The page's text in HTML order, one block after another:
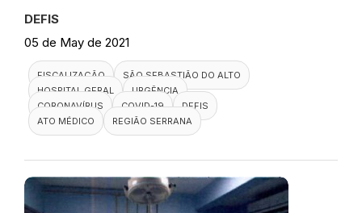
DEFIS
05 de May de 2021
FISCALIZAÇÃO
SÃO SEBASTIÃO DO ALTO
HOSPITAL GERAL
URGÊNCIA
CORONAVÍRUS
COVID-19
DEFIS
ATO MÉDICO
REGIÃO SERRANA